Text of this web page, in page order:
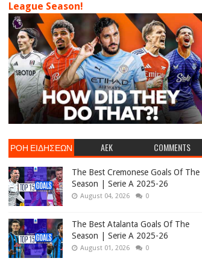
League Season!
ΡΟΗ ΕΙΔΗΣΕΩΝ AEK COMMENTS
The Best Cremonese Goals Of The
Season | Serie A 2025-26
August 04, 2026 0
The Best Atalanta Goals Of The
Season | Serie A 2025-26
August 01, 2026 0